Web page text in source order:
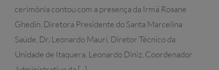
cerimônia contou com a presença da Irmã Rosane
Ghedin, Diretora Presidente do Santa Marcelina
Saúde, Dr. Leonardo Mauri, Diretor Técnico da
Unidade de Itaquera, Leonardo Diniz, Coordenador